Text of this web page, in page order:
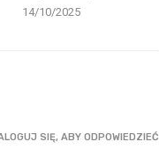
14/10/2025
SIĘ, ABY ODPOWIEDZIEĆ